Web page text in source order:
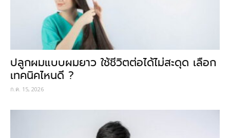
ปลูกผมแบบผมยาว ใช้ชีวิตต่อได้ไม่สะดุด เลือก
เทคนิคไหนดี ?
ก.ค. 15, 2026